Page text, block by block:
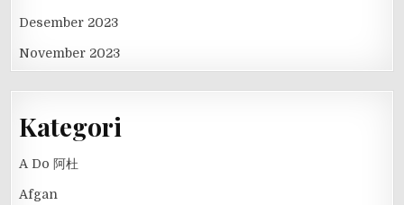
Desember 2023
November 2023
Kategori
A Do 阿杜
Afgan